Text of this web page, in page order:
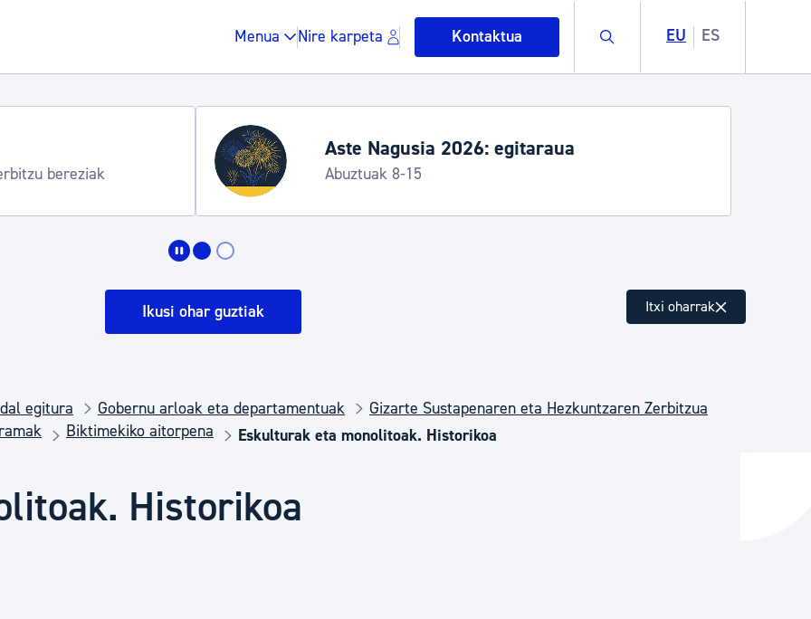
Menua Nire karpeta Kontaktua Buscar EU ES
Gune publikoa, hondakinak eta ingurumena
Euskara
Nagusia 2026: egitaraua
8-15
Hondartza denboraldia
Ikusi ohar guztiak Itxi oharrak
egitura Gobernu arloak eta departamentuak
Gizarte Sustapenaren eta Hezkuntzaren Zerbitzua
Biktimekiko aitorpena Eskulturak eta monolitoak. Historikoa
Historikoa